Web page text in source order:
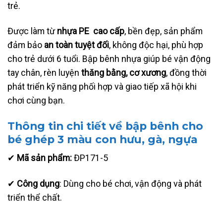
trẻ.
Được làm từnhựa PE cao cấp, bền đẹp, sản phẩm
đảm bảo an toàn tuyệt đối, không độc hại, phù hợp
cho trẻ dưới 6 tuổi. Bập bênh nhựa giúp bé vận động
tay chân, rèn luyện thăng bằng, cơ xương, đồng thời
phát triển kỹ năng phối hợp và giao tiếp xã hội khi
chơi cùng bạn.
Thông tin chi tiết về bập bênh cho
bé ghép 3 màu con hưu, gà, ngựa
✔ Mã sản phẩm:ĐP171-5
✔ Công dụng: Dùng cho bé chơi, vận động và phát
triển thể chất.